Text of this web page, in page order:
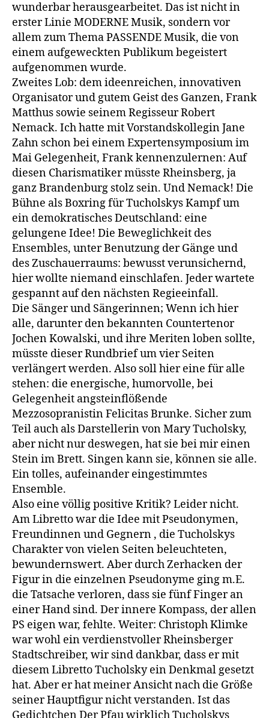
wunderbar herausgearbeitet. Das ist nicht in
erster Linie MODERNE Musik, sondern vor
allem zum Thema PASSENDE Musik, die von
einem aufgeweckten Publikum begeistert
aufgenommen wurde.
Zweites Lob: dem ideenreichen, innovativen
Organisator und gutem Geist des Ganzen, Frank
Matthus sowie seinem Regisseur Robert
Nemack. Ich hatte mit Vorstandskollegin Jane
Zahn schon bei einem Expertensymposium im
Mai Gelegenheit, Frank kennenzulernen: Auf
diesen Charismatiker müsste Rheinsberg, ja
ganz Brandenburg stolz sein. Und Nemack! Die
Bühne als Boxring für Tucholskys Kampf um
ein demokratisches Deutschland: eine
gelungene Idee! Die Beweglichkeit des
Ensembles, unter Benutzung der Gänge und
des Zuschauerraums: bewusst verunsichernd,
hier wollte niemand einschlafen. Jeder wartete
gespannt auf den nächsten Regieeinfall.
Die Sänger und Sängerinnen; Wenn ich hier
alle, darunter den bekannten Countertenor
Jochen Kowalski, und ihre Meriten loben sollte,
müsste dieser Rundbrief um vier Seiten
verlängert werden. Also soll hier eine für alle
stehen: die energische, humorvolle, bei
Gelegenheit angsteinflößende
Mezzosopranistin Felicitas Brunke. Sicher zum
Teil auch als Darstellerin von Mary Tucholsky,
aber nicht nur deswegen, hat sie bei mir einen
Stein im Brett. Singen kann sie, können sie alle.
Ein tolles, aufeinander eingestimmtes
Ensemble.
Also eine völlig positive Kritik? Leider nicht.
Am Libretto war die Idee mit Pseudonymen,
Freundinnen und Gegnern , die Tucholskys
Charakter von vielen Seiten beleuchteten,
bewundernswert. Aber durch Zerhacken der
Figur in die einzelnen Pseudonyme ging m.E.
die Tatsache verloren, dass sie fünf Finger an
einer Hand sind. Der innere Kompass, der allen
PS eigen war, fehlte. Weiter: Christoph Klimke
war wohl ein verdienstvoller Rheinsberger
Stadtschreiber, wir sind dankbar, dass er mit
diesem Libretto Tucholsky ein Denkmal gesetzt
hat. Aber er hat meiner Ansicht nach die Größe
seiner Hauptfigur nicht verstanden. Ist das